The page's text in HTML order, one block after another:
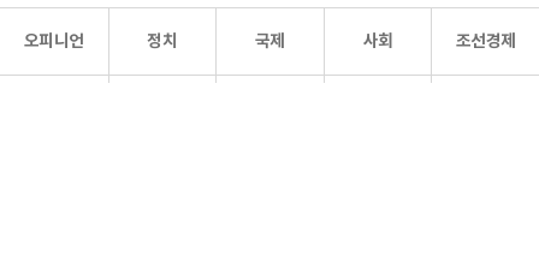
오피니언 정치 국제 사회 조선경제